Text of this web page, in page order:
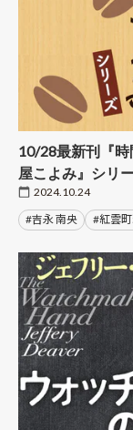
10/28最新刊『
屋こよみ』シリ
2024.10.24
#吉永 南央 #紅雲